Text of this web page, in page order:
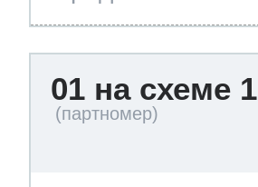
01 на схеме 1